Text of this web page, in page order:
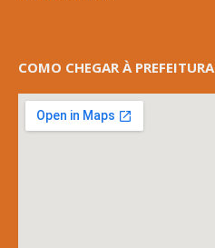
COMO CHEGAR À PREFEITURA